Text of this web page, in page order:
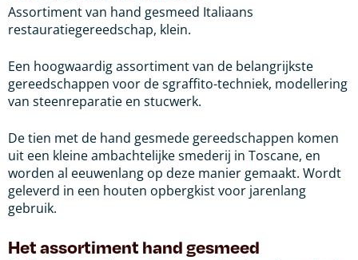
Assortiment van hand gesmeed Italiaans
restauratiegereedschap, klein.
Een hoogwaardig assortiment van de belangrijkste
gereedschappen voor de sgraffito-techniek, modellering
van steenreparatie en stucwerk.
De tien met de hand gesmede gereedschappen komen
uit een kleine ambachtelijke smederij in Toscane, en
worden al eeuwenlang op deze manier gemaakt. Wordt
geleverd in een houten opbergkist voor jarenlang
gebruik.
Het assortiment hand gesmeed